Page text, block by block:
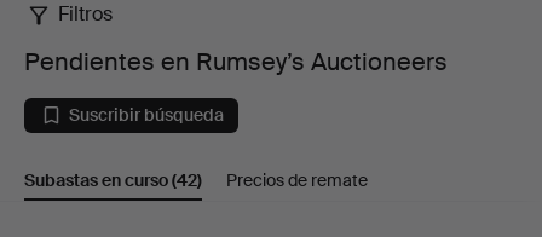
Pendientes
en
Rumsey’s
Auctioneers
Filtros
Pendientes en Rumsey’s Auctioneers
Suscribir búsqueda
Subastas en curso(42) Precios de remate